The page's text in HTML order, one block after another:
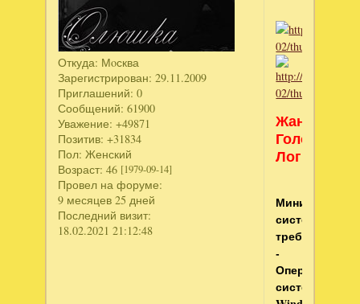
Откуда: Мoсква
Зарегистрирован: 29.11.2009
Приглашений: 0
Сообщений: 61900
Уважение: +49871
Позитив: +31834
Пол: Женский
Возраст: 46 [1979-09-14]
Провел на форуме:
9 месяцев 25 дней
Последний визит:
18.02.2021 21:12:48
Жанр:
Логические
Минимальные
системные
требования:
-
Операционная
система: